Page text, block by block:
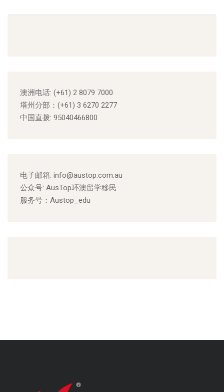
澳洲电话: (+61) 2 8079 7000
塔州分部： (+61) 3 6270 2277
中国直拨: 95040466800
电子邮箱: info@austop.com.au
公众号: AusTop环澳留学移民
服务号：Austop_edu